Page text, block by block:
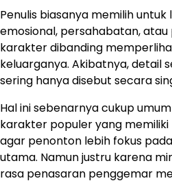
Penulis biasanya memilih
emosional, persahabatan,
karakter dibanding
keluarganya. Akibatnya, detail
sering hanya disebut secara
Hal ini sebenarnya cukup
karakter populer yang
agar penonton lebih fokus
utama. Namun justru karena
rasa penasaran penggemar